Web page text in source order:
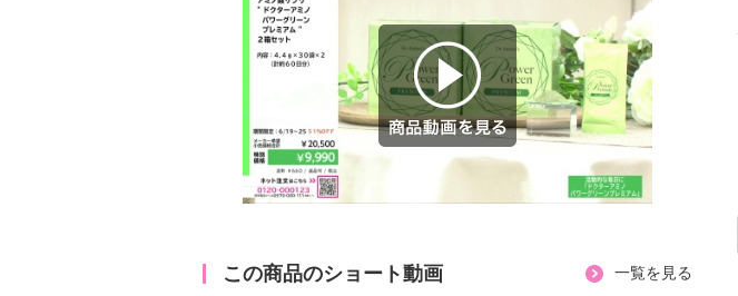
商品動画を見る
この商品のショート動画 一覧を見る